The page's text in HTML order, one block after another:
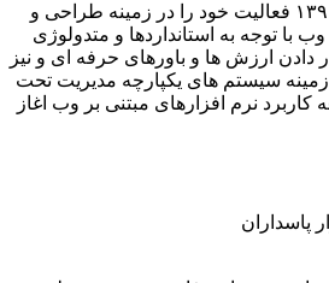
گروه فارس وب از سال ۱۳۹۰ فعالیت خود را در زمینه طراحی و
با توجه به استانداردها و متدولوژی
دادن ارزش ها و باورهای حرفه ای و نیز
سیستم های یکپارچه مدیریت تحت
نرم افزارهای مبتنی بر وب اغاز
پاسداران